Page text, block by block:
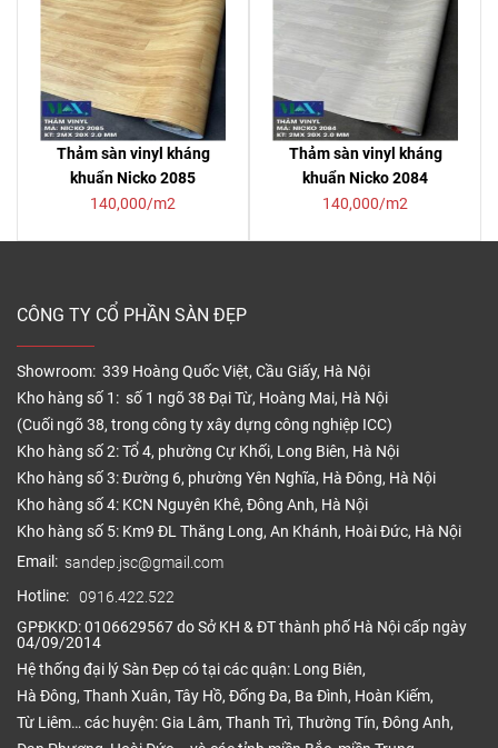
Thảm sàn vinyl kháng
khuẩn Nicko 2085
140,000/m2
Thảm sàn vinyl kháng
khuẩn Nicko 2084
140,000/m2
CÔNG TY CỔ PHẦN SÀN ĐẸP
Showroom: 339 Hoàng Quốc Việt, Cầu Giấy, Hà Nội
Kho hàng số 1: số 1 ngõ 38 Đại Từ, Hoàng Mai, Hà Nội
(Cuối ngõ 38, trong công ty xây dựng công nghiệp ICC)
Kho hàng số 2: Tổ 4, phường Cự Khối, Long Biên, Hà Nội
Kho hàng số 3: Đường 6, phường Yên Nghĩa, Hà Đông, Hà Nội
Kho hàng số 4: KCN Nguyên Khê, Đông Anh, Hà Nội
Kho hàng số 5: Km9 ĐL Thăng Long, An Khánh, Hoài Đức, Hà Nội
Email: sandep.jsc@gmail.com
Hotline: 0916.422.522
GPĐKKD: 0106629567 do Sở KH & ĐT thành phố Hà Nội cấp ngày
04/09/2014
Hệ thống đại lý Sàn Đẹp có tại các quận: Long Biên,
Hà Đông, Thanh Xuân, Tây Hồ, Đống Đa, Ba Đình, Hoàn Kiếm,
Từ Liêm… các huyện: Gia Lâm, Thanh Trì, Thường Tín, Đông Anh,